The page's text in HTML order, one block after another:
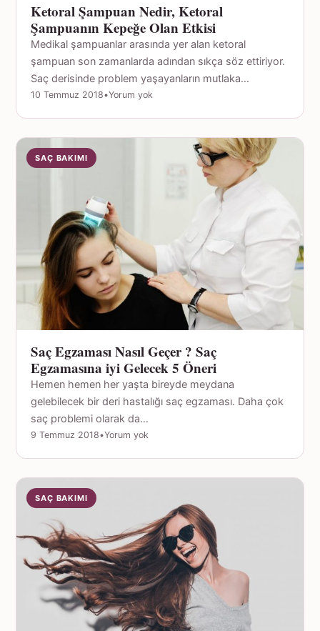
Ketoral Şampuan Nedir, Ketoral
Şampuanın Kepeğe Olan Etkisi
Medikal şampuanlar arasında yer alan ketoral
şampuan son zamanlarda adından sıkça söz ettiriyor.
Saç derisinde problem yaşayanların mutlaka…
10 Temmuz 2018•Yorum yok
SAÇ BAKIMI
Saç Egzaması Nasıl Geçer ? Saç
Egzamasına iyi Gelecek 5 Öneri
Hemen hemen her yaşta bireyde meydana
gelebilecek bir deri hastalığı saç egzaması. Daha çok
saç problemi olarak da…
9 Temmuz 2018•Yorum yok
SAÇ BAKIMI